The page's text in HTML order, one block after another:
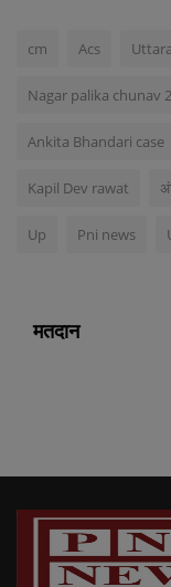
cm Acs
Nagar palika chunav
Ankita Bhandari case
Kapil Dev rawat
Up Pni news
मतदान